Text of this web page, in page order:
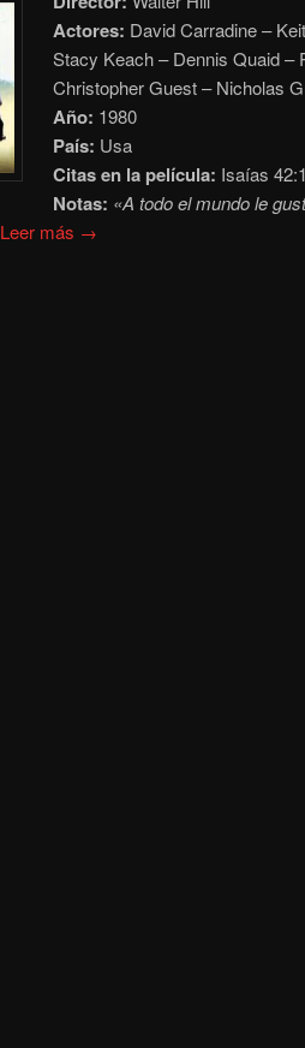
Actores: David Carradine –
Stacy Keach – Dennis Quaid –
Christopher Guest – Nicholas
Año: 1980
País: Usa
Citas en la película: Isaías
Notas: «A todo el mundo le
Leer más →